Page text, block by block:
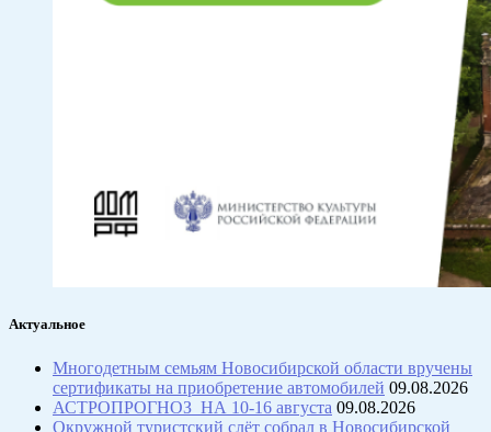
Актуальное
Многодетным семьям Новосибирской области вручены
сертификаты на приобретение автомобилей 09.08.2026
АСТРОПРОГНОЗ НА 10-16 августа 09.08.2026
Окружной туристский слёт собрал в Новосибирской